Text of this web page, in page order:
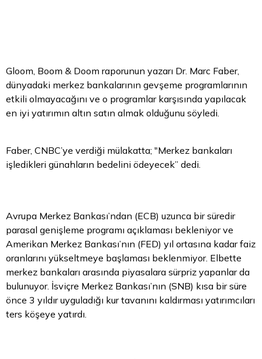
Gloom, Boom & Doom raporunun yazarı Dr. Marc Faber,
dünyadaki merkez bankalarının gevşeme programlarının
etkili olmayacağını ve o programlar karşısında yapılacak
en iyi yatırımın altın satın almak olduğunu söyledi.
Faber, CNBC’ye verdiği mülakatta; "Merkez bankaları
işledikleri günahların bedelini ödeyecek” dedi.
Avrupa Merkez Bankası’ndan (ECB) uzunca bir süredir
parasal genişleme programı açıklaması bekleniyor ve
Amerikan Merkez Bankası’nın (FED) yıl ortasına kadar faiz
oranlarını yükseltmeye başlaması beklenmiyor. Elbette
merkez bankaları arasında piyasalara sürpriz yapanlar da
bulunuyor. İsviçre Merkez Bankası’nın (SNB) kısa bir süre
önce 3 yıldır uyguladığı kur tavanını kaldırması yatırımcıları
ters köşeye yatırdı.